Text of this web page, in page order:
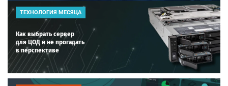
ТЕХНОЛОГИЯ МЕСЯЦА
Как выбрать сервер
для ЦОД и не прогадать
в перспективе